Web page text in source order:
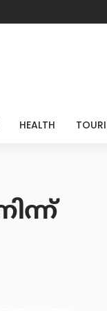
HEALTH